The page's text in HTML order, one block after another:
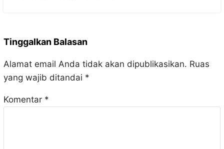
Tinggalkan Balasan
Alamat email Anda tidak akan dipublikasikan. Ruas
yang wajib ditandai *
Komentar *